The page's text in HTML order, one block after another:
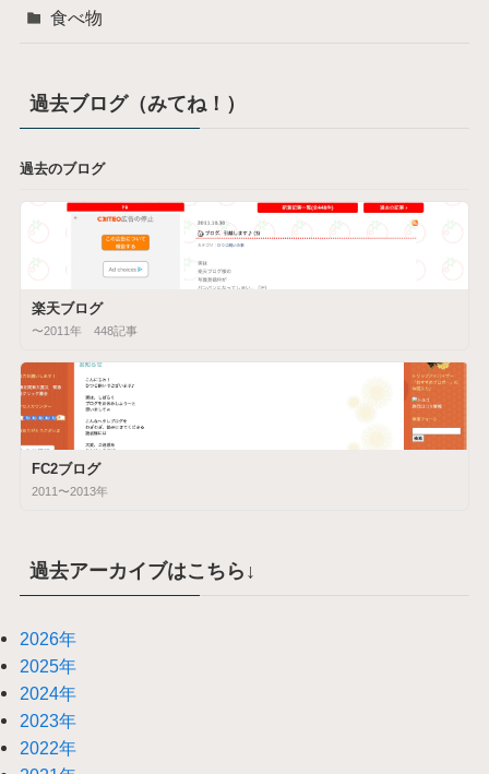
食べ物
過去ブログ（みてね！）
過去のブログ
楽天ブログ
〜2011年 448記事
FC2ブログ
2011〜2013年
過去アーカイブはこちら↓
2026年
2025年
2024年
2023年
2022年